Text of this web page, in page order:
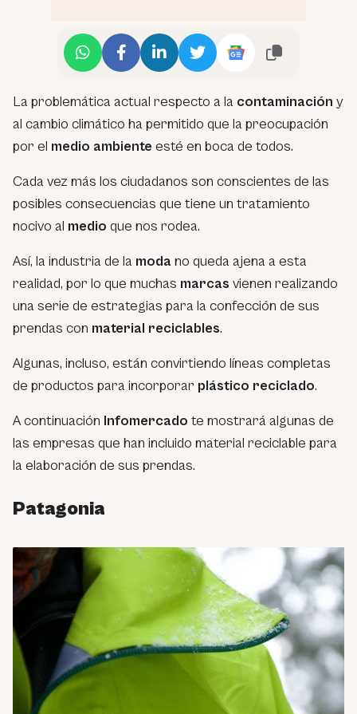
La problemática actual respecto a la contaminación y
al cambio climático ha permitido que la preocupación
por el medio ambiente esté en boca de todos.
Cada vez más los ciudadanos son conscientes de las
posibles consecuencias que tiene un tratamiento
nocivo al medio que nos rodea.
Así, la industria de la moda no queda ajena a esta
realidad, por lo que muchas marcas vienen realizando
una serie de estrategias para la confección de sus
prendas con material reciclables.
Algunas, incluso, están convirtiendo líneas completas
de productos para incorporar plástico reciclado.
A continuación Infomercado te mostrará algunas de
las empresas que han incluido material reciclable para
la elaboración de sus prendas.
Patagonia